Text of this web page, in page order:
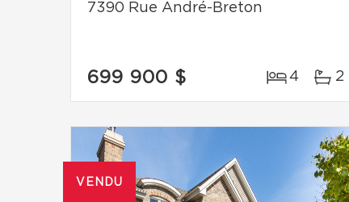
7390 Rue André-Breton
699 900 $ 4 2
VENDU